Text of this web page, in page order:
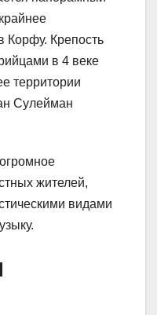
Корфу. Крепость
в 4 веке
территории
Сулейман
жителей,
видами